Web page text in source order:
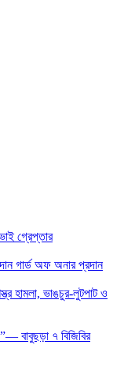
গ্রেপ্তার
গার্ড অফ অনার প্রদান
হামলা, ভাঙচুর-লুটপাট ও
বাবুছড়া ৭ বিজিবির